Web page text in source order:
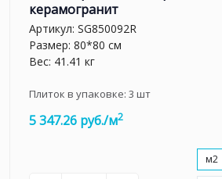
керамогранит
Артикул: SG850092R
Размер: 80*80 см
Вес: 41.41 кг
Плиток в упаковке: 3 шт
5 347.26 руб./м2
м2